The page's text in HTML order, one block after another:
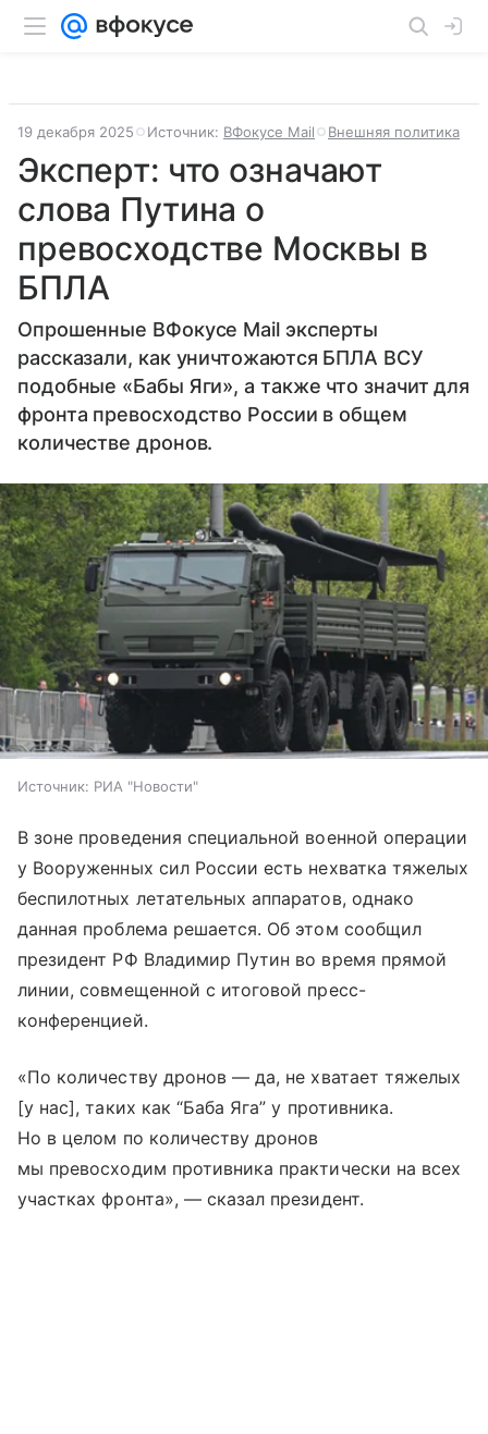
19 декабря 2025 Источник: ВФокусе Mail Внешняя политика
Эксперт: что означают
слова Путина о
превосходстве Москвы в
БПЛА
Опрошенные ВФокусе Mail эксперты
рассказали, как уничтожаются БПЛА ВСУ
подобные «Бабы Яги», а также что значит для
фронта превосходство России в общем
количестве дронов.
Источник: РИА "Новости"
В зоне проведения специальной военной операции
у Вооруженных сил России есть нехватка тяжелых
беспилотных летательных аппаратов, однако
данная проблема решается. Об этом сообщил
президент РФ Владимир Путин во время прямой
линии, совмещенной с итоговой пресс-
конференцией.
«По количеству дронов — да, не хватает тяжелых
[у нас], таких как “Баба Яга” у противника.
Но в целом по количеству дронов
мы превосходим противника практически на всех
участках фронта», — сказал президент.